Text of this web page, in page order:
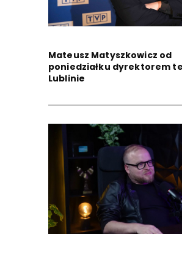
Mateusz Matyszkowicz od
poniedziałku dyrektorem
Lublinie